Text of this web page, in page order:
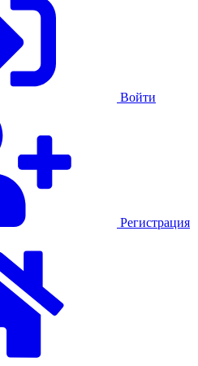
Войти
Регистрация